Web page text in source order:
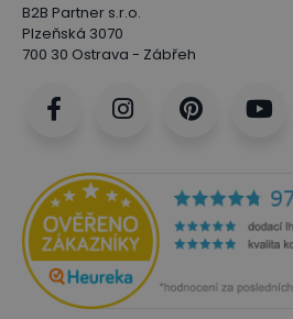
B2B Partner s.r.o.
Plzeňská 3070
700 30 Ostrava - Zábřeh